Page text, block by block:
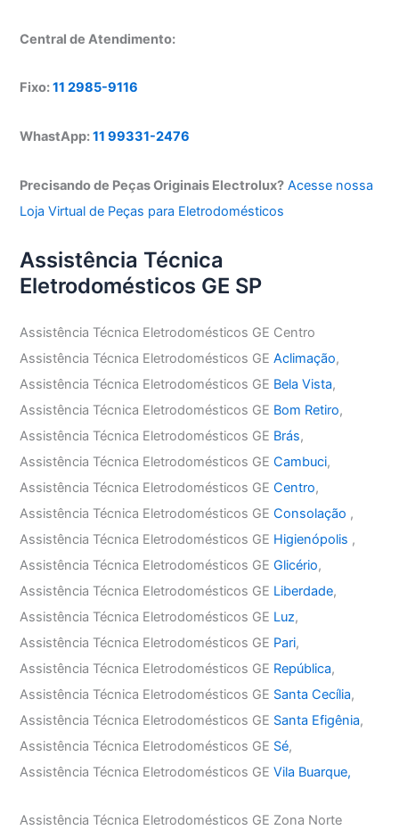
Central de Atendimento:
Fixo:11 2985-9116
WhastApp:11 99331-2476
Precisando de Peças Originais Electrolux? Acesse nossa
Loja Virtual de Peças para Eletrodomésticos
Assistência Técnica
Eletrodomésticos GE SP
Assistência Técnica Eletrodomésticos GE Centro
Assistência Técnica Eletrodomésticos GEAclimação,
Assistência Técnica Eletrodomésticos GE Bela Vista,
Assistência Técnica Eletrodomésticos GE Bom Retiro,
Assistência Técnica Eletrodomésticos GE Brás,
Assistência Técnica Eletrodomésticos GECambuci,
Assistência Técnica Eletrodomésticos GECentro,
Assistência Técnica Eletrodomésticos GEConsolação ,
Assistência Técnica Eletrodomésticos GE Higienópolis ,
Assistência Técnica Eletrodomésticos GEGlicério,
Assistência Técnica Eletrodomésticos GE Liberdade,
Assistência Técnica Eletrodomésticos GE Luz,
Assistência Técnica Eletrodomésticos GE Pari,
Assistência Técnica Eletrodomésticos GE República,
Assistência Técnica Eletrodomésticos GE Santa Cecília,
Assistência Técnica Eletrodomésticos GE Santa Efigênia,
Assistência Técnica Eletrodomésticos GE Sé,
Assistência Técnica Eletrodomésticos GEVila Buarque,
Assistência Técnica Eletrodomésticos GE Zona Norte